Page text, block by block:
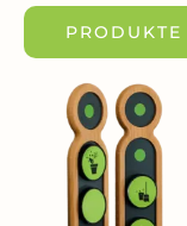
PRODUKTE